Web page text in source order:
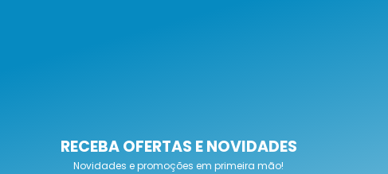
RECEBA OFERTAS E NOVIDADES
Novidades e promoções em primeira mão!